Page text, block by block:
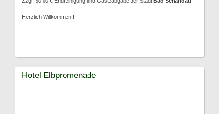
Herzlich Willkommen !
Hotel Elbpromenade